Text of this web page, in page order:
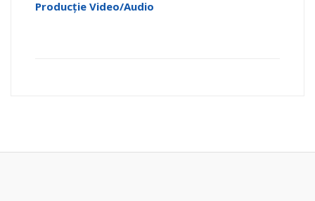
Producție Video/Audio